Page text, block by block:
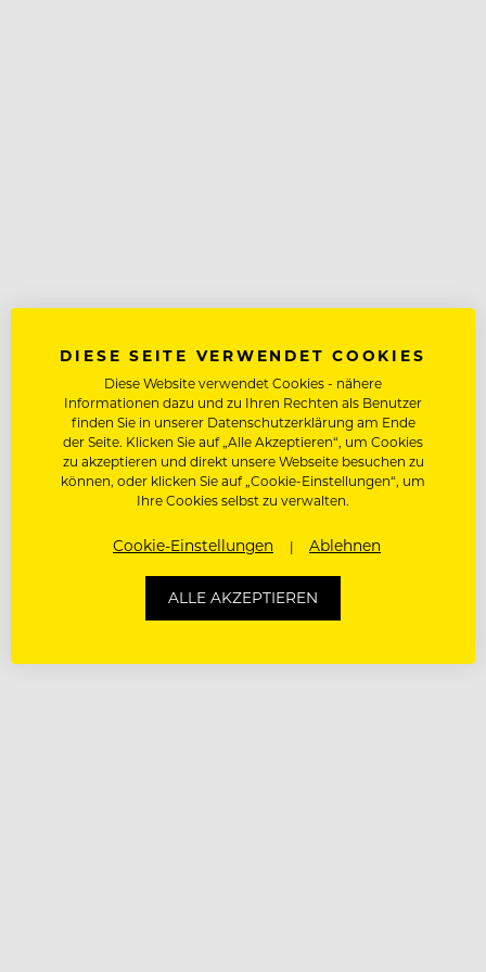
DIESE SEITE VERWENDET COOKIES
Diese Website verwendet Cookies - nähere
Informationen dazu und zu Ihren Rechten als Benutzer
finden Sie in unserer Datenschutzerklärung am Ende
der Seite. Klicken Sie auf „Alle Akzeptieren“, um Cookies
zu akzeptieren und direkt unsere Webseite besuchen zu
können, oder klicken Sie auf „Cookie-Einstellungen“, um
Ihre Cookies selbst zu verwalten.
Cookie-Einstellungen Ablehnen
ALLE AKZEPTIEREN